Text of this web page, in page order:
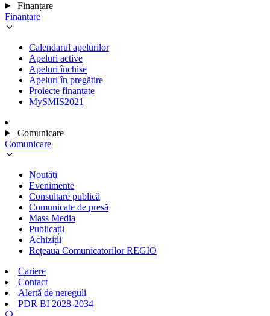
Finanțare
Finanțare
Calendarul apelurilor
Apeluri active
Apeluri închise
Apeluri în pregătire
Proiecte finanțate
MySMIS2021
Comunicare
Comunicare
Noutăți
Evenimente
Consultare publică
Comunicate de presă
Mass Media
Publicații
Achiziții
Rețeaua Comunicatorilor REGIO
Cariere
Contact
Alertă de nereguli
PDR BI 2028-2034